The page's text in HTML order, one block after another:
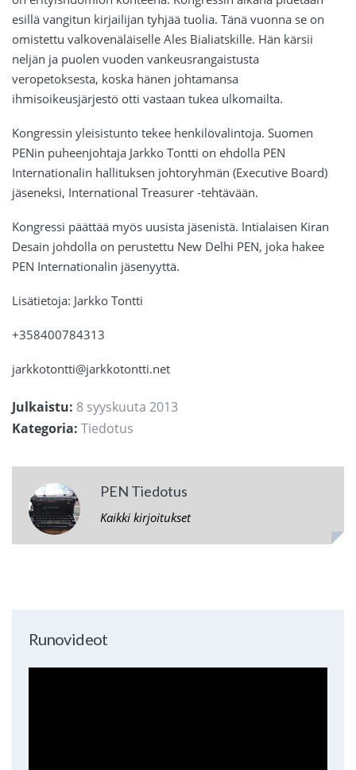
esillä vangitun kirjailijan tyhjää tuolia. Tänä vuonna se on
omistettu valkovenäläiselle Ales Bialiatskille. Hän kärsii
neljän ja puolen vuoden vankeusrangaistusta
veropetoksesta, koska hänen johtamansa
ihmisoikeusjärjestö otti vastaan tukea ulkomailta.
Kongressin yleisistunto tekee henkilövalintoja. Suomen
PENin puheenjohtaja Jarkko Tontti on ehdolla PEN
Internationalin hallituksen johtoryhmän (Executive Board)
jäseneksi, International Treasurer -tehtävään.
Kongressi päättää myös uusista jäsenistä. Intialaisen Kiran
Desain johdolla on perustettu New Delhi PEN, joka hakee
PEN Internationalin jäsenyyttä.
Lisätietoja: Jarkko Tontti
+358400784313
jarkkotontti@jarkkotontti.net
Julkaistu: 8 syyskuuta 2013
Kategoria: Tiedotus
PEN Tiedotus
Kaikki kirjoitukset
Runovideot